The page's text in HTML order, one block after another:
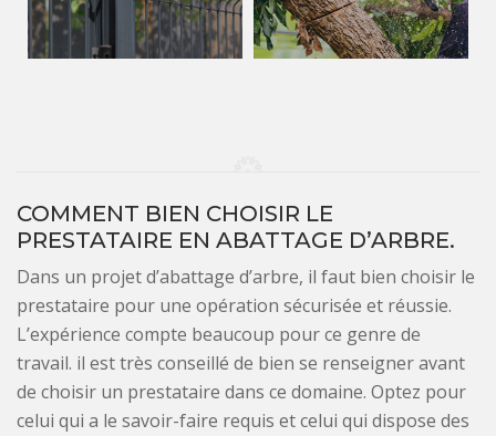
COMMENT BIEN CHOISIR LE
PRESTATAIRE EN ABATTAGE D’ARBRE.
Dans un projet d’abattage d’arbre, il faut bien choisir le
prestataire pour une opération sécurisée et réussie.
L’expérience compte beaucoup pour ce genre de
travail. il est très conseillé de bien se renseigner avant
de choisir un prestataire dans ce domaine. Optez pour
celui qui a le savoir-faire requis et celui qui dispose des